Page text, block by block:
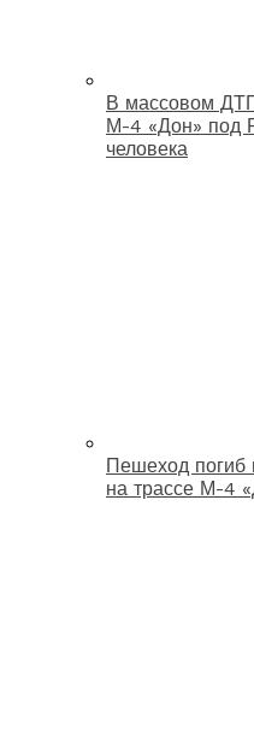
В массовом
М-4 «Дон» под
человека
Пешеход погиб
на трассе М-4